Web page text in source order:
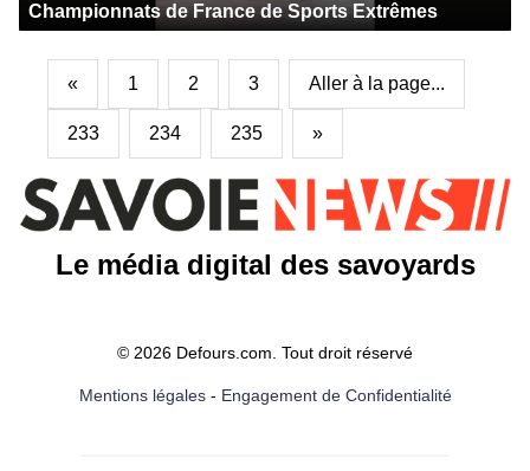
Championnats de France de Sports Extrêmes
« 1 2 3 Aller à la page...
233 234 235 »
Le média digital des savoyards
© 2026 Defours.com. Tout droit réservé
Mentions légales- Engagement de Confidentialité